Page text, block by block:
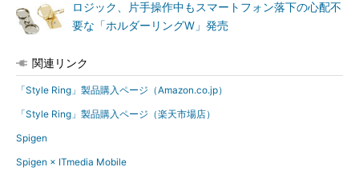
ロジック、片手操作中もスマートフォン落下の心配不
要な「ホルダーリングW」発売
関連リンク
「Style Ring」製品購入ページ（Amazon.co.jp）
「Style Ring」製品購入ページ（楽天市場店）
Spigen
Spigen × ITmedia Mobile